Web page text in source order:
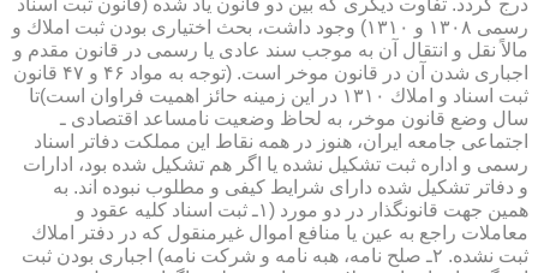
درج گردد. تفاوت دیگری كه بین دو قانون یاد شده (قانون ثبت اسناد
رسمی ۱۳۰۸ و ۱۳۱۰) وجود داشت، بحث اختیاری بودن ثبت املاك و
مالاً نقل و انتقال آن به موجب سند عادی یا رسمی در قانون مقدم و
اجباری شدن آن در قانون موخر است. (توجه به مواد ۴۶ و ۴۷ قانون
ثبت اسناد و املاك ۱۳۱۰ در این زمینه حائز اهمیت فراوان است)تا
سال وضع قانون موخر، به لحاظ وضعیت نامساعد اقتصادی ـ
اجتماعی جامعه ایران، هنوز در همه نقاط این مملكت دفاتر اسناد
رسمی و اداره ثبت تشكیل نشده یا اگر هم تشكیل شده بود، ادارات
و دفاتر تشكیل شده دارای شرایط كیفی و مطلوب نبوده اند. به
همین جهت قانونگذار در دو مورد (۱ـ ثبت اسناد كلیه عقود و
معاملات راجع به عین یا منافع اموال غیرمنقول كه در دفتر املاك
ثبت نشده. ۲ـ صلح نامه، هبه نامه و شركت نامه) اجباری بودن ثبت